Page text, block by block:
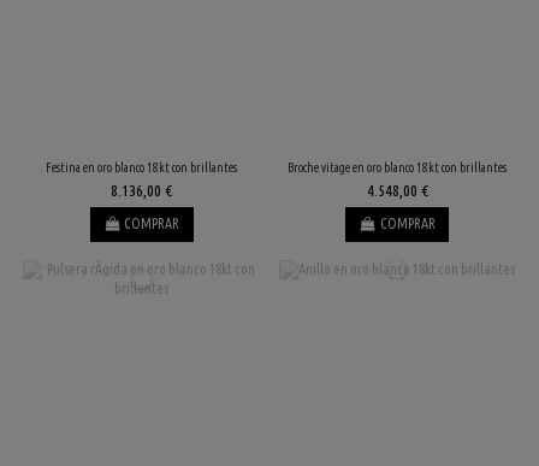
Festina en oro blanco 18kt con brillantes
8.136,00 €
COMPRAR
Broche vitage en oro blanco 18kt con brillantes
4.548,00 €
COMPRAR